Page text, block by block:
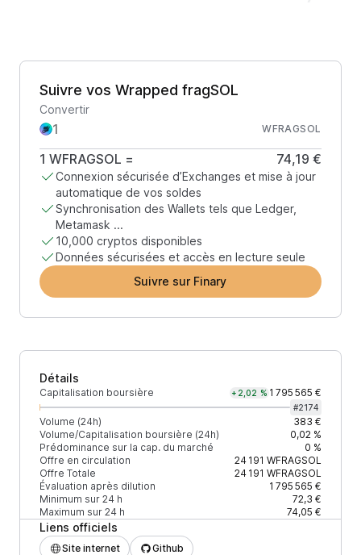
Suivre vos Wrapped fragSOL
Convertir
WFRAGSOL
1 WFRAGSOL = 74,19 €
Connexion sécurisée d’Exchanges et mise à jour
automatique de vos soldes
Synchronisation des Wallets tels que Ledger,
Metamask ...
10,000 cryptos disponibles
Données sécurisées et accès en lecture seule
Suivre sur Finary
Détails
Capitalisation boursière +2,02 % 1 795 565 €
#2174
Volume (24h)
383 €
Volume/Capitalisation boursière (24h)
0,02 %
Prédominance sur la cap. du marché
0 %
Offre en circulation
24 191 WFRAGSOL
Offre Totale
24 191 WFRAGSOL
Évaluation après dilution
1 795 565 €
Minimum sur 24 h
72,3 €
Maximum sur 24 h
74,05 €
Liens officiels
Site internet Github